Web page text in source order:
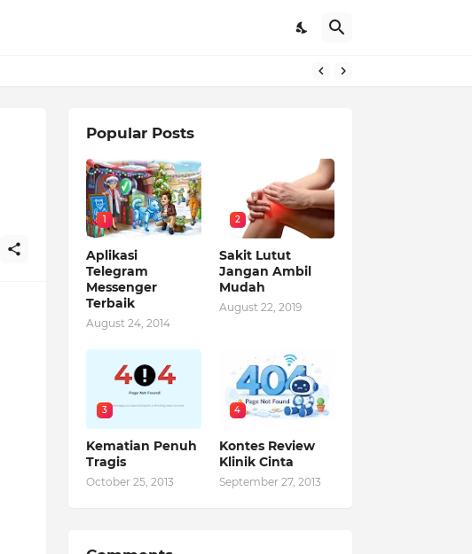
Popular Posts
1
Aplikasi
Telegram
Messenger
Terbaik
August 24, 2014
2
Sakit Lutut
Jangan Ambil
Mudah
August 22, 2019
3
Kematian Penuh
Tragis
October 25, 2013
4
Kontes Review
Klinik Cinta
September 27, 2013